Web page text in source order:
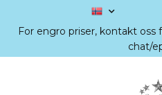
For engro priser, kontakt oss
chat/